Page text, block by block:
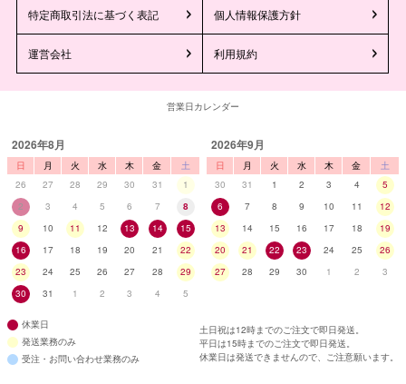
特定商取引法に基づく表記 個人情報保護方針
運営会社 利用規約
営業日カレンダー
2026年8月
日 月 火 水 木 金
土
26
27 28 29 30 31
1
2
3 4 5 6 7
8
9
10 11 12 13 14
15
16
17 18 19 20 21
22
23
24 25 26 27 28
29
30
31 1 2 3 4 5
2026年9月
日 月 火 水 木 金
土
30
31 1 2 3 4
5
6
7 8 9 10 11
12
13
14 15 16 17 18
19
20
21 22 23 24 25
26
27
28 29 30 1 2 3
休業日
発送業務のみ
受注・お問い合わせ業務のみ
土日祝は12時までのご注文で即日発送。
平日は15時までのご注文で即日発送。
休業日は発送できませんので、ご注意願います。